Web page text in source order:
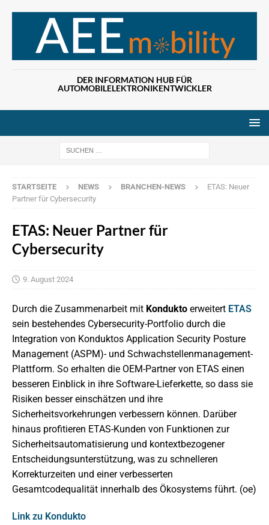
DER INFORMATION HUB FÜR
AUTOMOBILELEKTRONIKENTWICKLER
STARTSEITE NEWS BRANCHEN-NEWS
ETAS: Neuer
Partner für Cybersecurity
ETAS: Neuer Partner für
Cybersecurity
9. August 2024
Durch die Zusammenarbeit mit Kondukto erweitert ETAS
sein bestehendes Cybersecurity-Portfolio durch die
Integration von Konduktos Application Security Posture
Management (ASPM)- und Schwachstellenmanagement-
Plattform. So erhalten die OEM-Partner von ETAS einen
besseren Einblick in ihre Software-Lieferkette, so dass sie
Risiken besser einschätzen und ihre
Sicherheitsvorkehrungen verbessern können. Darüber
hinaus profitieren ETAS-Kunden von Funktionen zur
Sicherheitsautomatisierung und kontextbezogener
Entscheidungsunterstützung, was zu schnelleren
Korrekturzeiten und einer verbesserten
Gesamtcodequalität innerhalb des Ökosystems führt. (oe)
Link zu Kondukto